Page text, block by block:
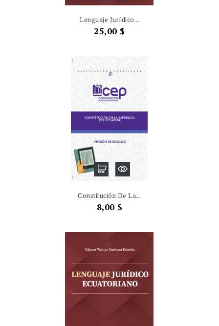
Lenguaje Jurídico...
Precio
25,00 $
Constitución De La...
Precio
8,00 $